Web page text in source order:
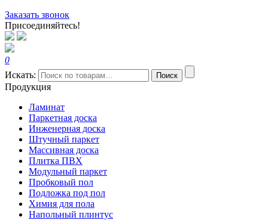
Заказать звонок
Присоединяйтесь!
0
Искать:
Поиск
Продукция
Ламинат
Паркетная доска
Инженерная доска
Штучный паркет
Массивная доска
Плитка ПВХ
Модульный паркет
Пробковый пол
Подложка под пол
Химия для пола
Напольный плинтус